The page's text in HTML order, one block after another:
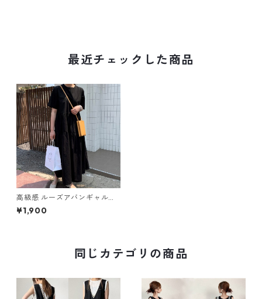
最近チェックした商品
高級感 ルーズアバンギャルド
ロングワンピース m-500
¥1,900
同じカテゴリの商品